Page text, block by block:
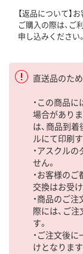
【返品について】
ご購入の際は、ご
申し込みください。
直送品のた
・この商品
場合があり
は、商品到
ルにて印刷
・アスクル
せん。
・お客様の
交換はお受
・商品のご
際には、ご
す。
・ご注文後
けとなります